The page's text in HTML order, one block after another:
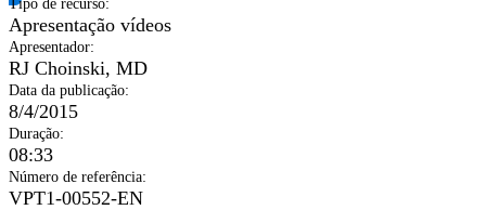
Tipo de recurso:
Apresentação vídeos
Apresentador:
RJ Choinski, MD
Data da publicação:
8/4/2015
Duração:
08:33
Número de referência:
VPT1-00552-EN